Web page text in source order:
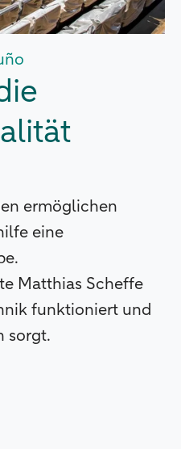
ermöglichen
eine
Matthias Scheffe
funktioniert und
sorgt.